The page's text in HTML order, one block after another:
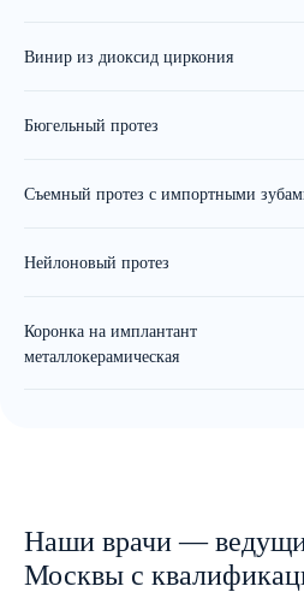
Винир из диоксид циркония
Бюгельный протез
Съемный протез с импортными
Нейлоновый протез
Коронка на имплантант
металлокерамическая
Наши врачи —
Москвы с